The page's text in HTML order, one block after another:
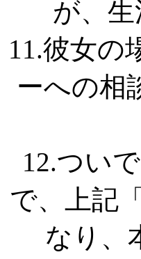
が、
11.彼女の
ーへの
12.つい
で、上記
なり、